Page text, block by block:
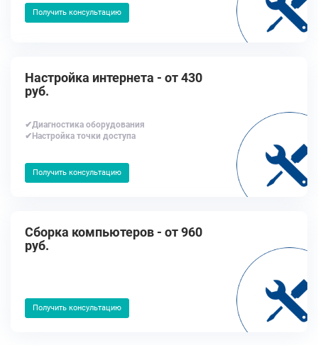
Получить консультацию
Настройка интернета - от 430
руб.
✔Диагностика оборудования
✔Настройка точки доступа
Получить консультацию
Сборка компьютеров - от 960
руб.
Получить консультацию